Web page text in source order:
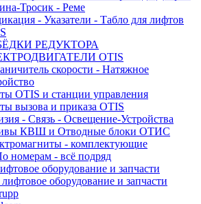
Тросик - Реме
- Указатели - Табло для лифтов
РЕДУКТОРА
OTIS
скорости - Натяжное
OTIS и станции управления
вызова и приказа OTIS
- Связь - Освещение-Устройства
КВШ и Отводные блоки ОТИС
- комплектующие
номерам - всё подряд
оборудование и запчасти
оборудование и запчасти